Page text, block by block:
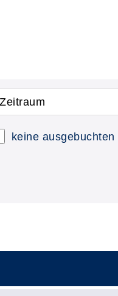
Zeitraum
keine ausgebuchten